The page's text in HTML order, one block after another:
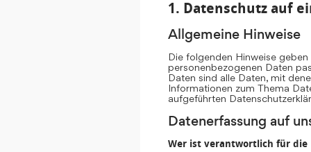
1. Datenschutz auf
Allgemeine Hinweise
Die folgenden Hinweise
personenbezogenen Daten
Daten sind alle Daten, mit
Informationen zum Thema
aufgeführten
Datenerfassung auf
Wer ist verantwortlich für die